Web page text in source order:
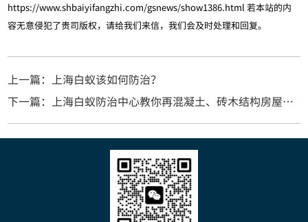
https://www.shbaiyifangzhi.com/gsnews/show1386.html 若本站的内
容无意侵犯了贵司版权，请给我们来信，我们会及时处理和回复。
上一篇：上海白蚁该如何防治？
下一篇：上海白蚁防治中心教你再混凝土、砖木结构房屋找白蚁巢